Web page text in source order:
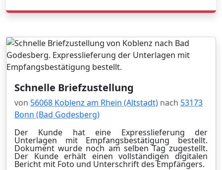
Schnelle Briefzustellung
von 56068 Koblenz am Rhein (Altstadt) nach 53173
Bonn (Bad Godesberg)
Der Kunde hat eine Expresslieferung der
Unterlagen mit Empfangsbestätigung bestellt.
Dokument wurde noch am selben Tag zugestellt.
Der Kunde erhält einen vollständigen digitalen
Bericht mit Foto und Unterschrift des Empfängers.